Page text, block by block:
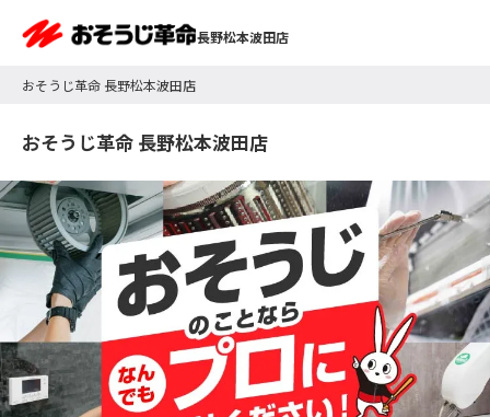
長野松本波田店
おそうじ革命 長野松本波田店
おそうじ革命 長野松本波田店